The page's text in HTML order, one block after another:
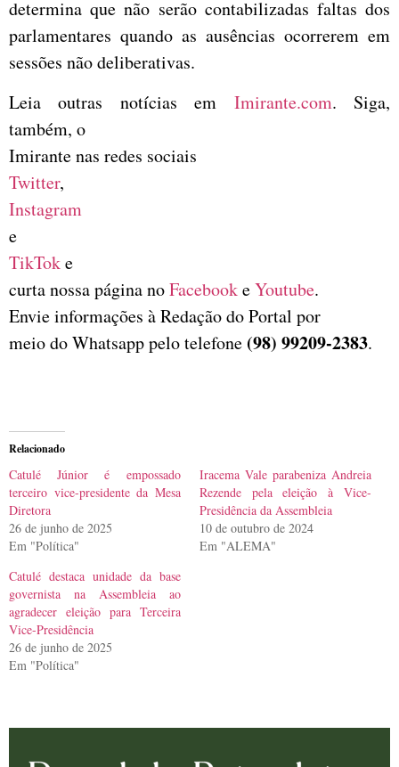
determina que não serão contabilizadas faltas dos
parlamentares quando as ausências ocorrerem em
sessões não deliberativas.
Leia outras notícias em Imirante.com. Siga,
também, o
Imirante nas redes sociais
Twitter,
Instagram
e
TikToke
curta nossa página noFacebookeYoutube.
Envie informações à Redação do Portal por
meio do Whatsapp pelo telefone (98) 99209-2383.
Relacionado
Catulé Júnior é empossado
terceiro vice-presidente da Mesa
Diretora
26 de junho de 2025
Em "Política"
Iracema Vale parabeniza Andreia
Rezende pela eleição à Vice-
Presidência da Assembleia
10 de outubro de 2024
Em "ALEMA"
Catulé destaca unidade da base
governista na Assembleia ao
agradecer eleição para Terceira
Vice-Presidência
26 de junho de 2025
Em "Política"